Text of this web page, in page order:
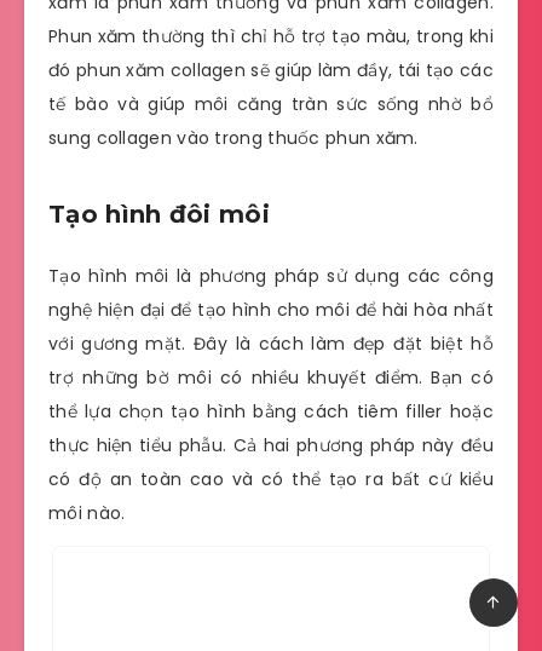
Phun xăm thường thì chỉ hỗ trợ tạo màu, trong khi
đó phun xăm collagen sẽ giúp làm đầy, tái tạo các
tế bào và giúp môi căng tràn sức sống nhờ bổ
sung collagen vào trong thuốc phun xăm.
Tạo hình đôi môi
Tạo hình môi là phương pháp sử dụng các công
nghệ hiện đại để tạo hình cho môi để hài hòa nhất
với gương mặt. Đây là cách làm đẹp đặt biệt hỗ
trợ những bờ môi có nhiều khuyết điểm. Bạn có
thể lựa chọn tạo hình bằng cách tiêm filler hoặc
thực hiện tiểu phẫu. Cả hai phương pháp này đều
có độ an toàn cao và có thể tạo ra bất cứ kiểu
môi nào.